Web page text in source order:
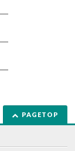
PAGETOP